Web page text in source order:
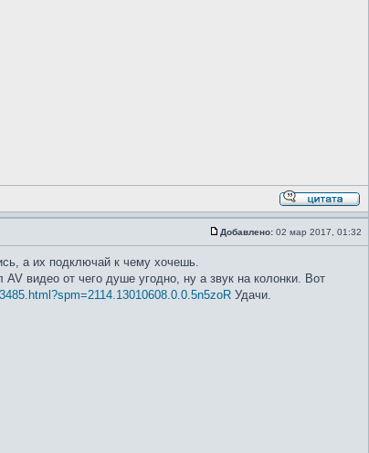
Добавлено: 02 мар 2017, 01:32
а их подключай к чему хочешь.
видео от чего душе угодно, ну а звук на колонки. Вот
Удачи.